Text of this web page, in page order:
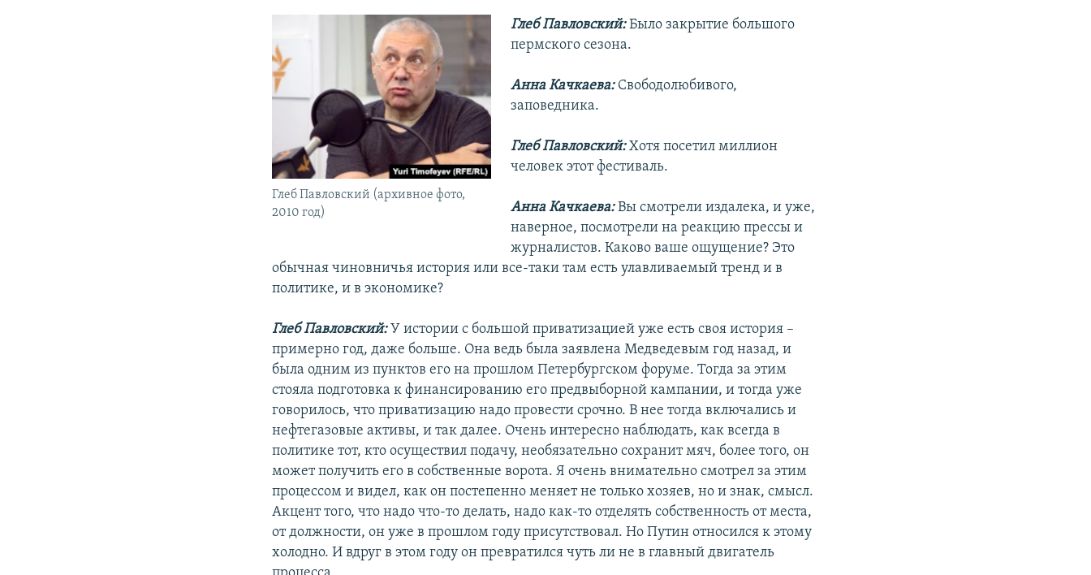
Глеб Павловский (архивное фото,
2010 год)
Глеб Павловский:Было закрытие большого
пермского сезона.
Анна Качкаева:Свободолюбивого,
заповедника.
Глеб Павловский:Хотя посетил миллион
человек этот фестиваль.
Анна Качкаева:Вы смотрели издалека, и уже,
наверное, посмотрели на реакцию прессы и
журналистов. Каково ваше ощущение? Это
обычная чиновничья история или все-таки там есть улавливаемый тренд и в
политике, и в экономике?
Глеб Павловский:У истории с большой приватизацией уже есть своя история –
примерно год, даже больше. Она ведь была заявлена Медведевым год назад, и
была одним из пунктов его на прошлом Петербургском форуме. Тогда за этим
стояла подготовка к финансированию его предвыборной кампании, и тогда уже
говорилось, что приватизацию надо провести срочно. В нее тогда включались и
нефтегазовые активы, и так далее. Очень интересно наблюдать, как всегда в
политике тот, кто осуществил подачу, необязательно сохранит мяч, более того, он
может получить его в собственные ворота. Я очень внимательно смотрел за этим
процессом и видел, как он постепенно меняет не только хозяев, но и знак, смысл.
Акцент того, что надо что-то делать, надо как-то отделять собственность от места,
от должности, он уже в прошлом году присутствовал. Но Путин относился к этому
холодно. И вдруг в этом году он превратился чуть ли не в главный двигатель